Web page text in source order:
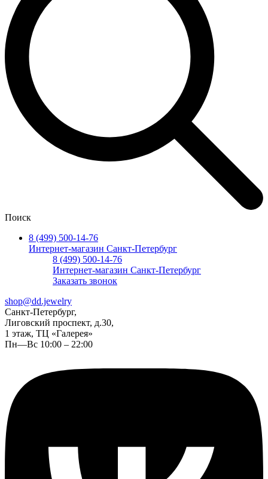
Поиск
8 (499) 500-14-76
Интернет-магазин Санкт-Петербург
8 (499) 500-14-76
Интернет-магазин Санкт-Петербург
Заказать звонок
shop@dd.jewelry
Санкт-Петербург,
Лиговский проспект, д.30,
1 этаж, ТЦ «Галерея»
Пн—Вс 10:00 – 22:00